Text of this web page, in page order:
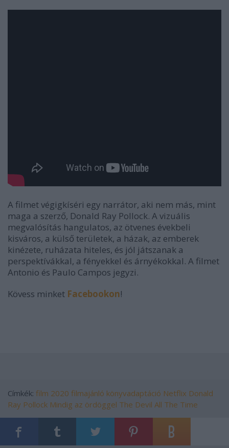
A filmet végigkíséri egy narrátor, aki nem más, mint
maga a szerző, Donald Ray Pollock. A vizuális
megvalósítás hangulatos, az ötvenes évekbeli
kisváros, a külső területek, a házak, az emberek
kinézete, ruházata hiteles, és jól játszanak a
perspektívákkal, a fényekkel és árnyékokkal. A filmet
Antonio és Paulo Campos jegyzi.
Kövess minket Facebookon!
Címkék: film 2020 filmajánló könyvadaptáció Netflix Donald
Ray Pollock Mindig az ördöggel The Devil All The Time